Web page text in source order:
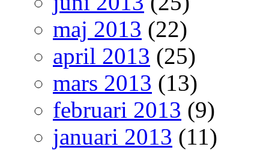
maj 2013 (22)
april 2013 (25)
mars 2013 (13)
februari 2013 (9)
januari 2013 (11)